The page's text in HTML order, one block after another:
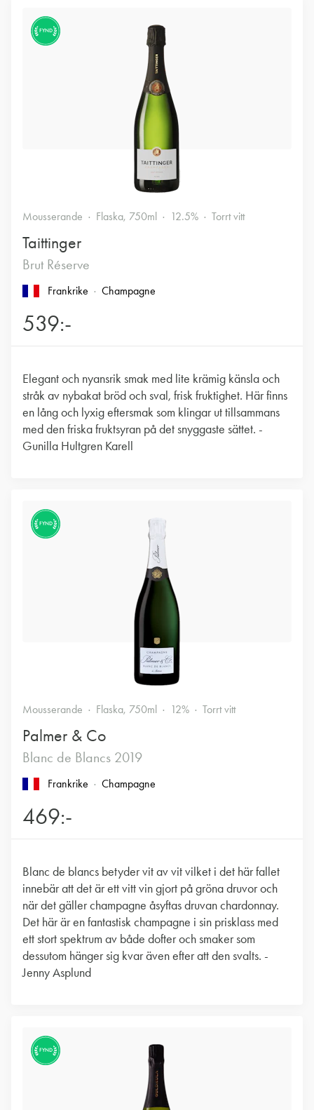
FYND
Mousserande Flaska, 750ml 12.5% Torrt vitt
Taittinger
Brut Réserve
Frankrike Champagne
539:-
Elegant och nyansrik smak med lite krämig känsla och
stråk av nybakat bröd och sval, frisk fruktighet. Här finns
en lång och lyxig eftersmak som klingar ut tillsammans
med den friska fruktsyran på det snyggaste sättet. -
Gunilla Hultgren Karell
FYND
Mousserande Flaska, 750ml 12% Torrt vitt
Palmer & Co
Blanc de Blancs 2019
Frankrike Champagne
469:-
Blanc de blancs betyder vit av vit vilket i det här fallet
innebär att det är ett vitt vin gjort på gröna druvor och
när det gäller champagne åsyftas druvan chardonnay.
Det här är en fantastisk champagne i sin prisklass med
ett stort spektrum av både dofter och smaker som
dessutom hänger sig kvar även efter att den svalts. -
Jenny Asplund
FYND